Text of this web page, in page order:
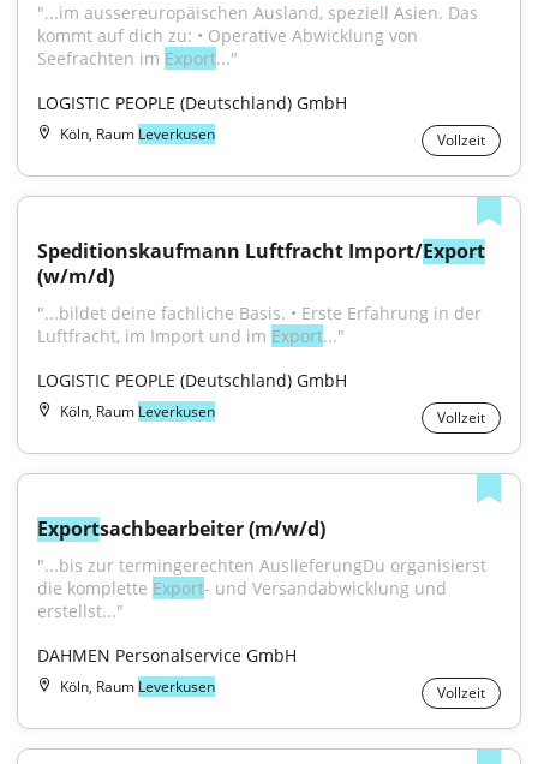
"...im aussereuropäischen Ausland, speziell Asien. Das
kommt auf dich zu: • Operative Abwicklung von
Seefrachten im Export..."
LOGISTIC PEOPLE (Deutschland) GmbH
Köln, Raum Leverkusen Vollzeit
Speditionskaufmann Luftfracht Import/Export
(w/m/d)
"...bildet deine fachliche Basis. • Erste Erfahrung in der
Luftfracht, im Import und im Export..."
LOGISTIC PEOPLE (Deutschland) GmbH
Köln, Raum Leverkusen Vollzeit
Exportsachbearbeiter (m/w/d)
"...bis zur termingerechten AuslieferungDu organisierst
die komplette Export- und Versandabwicklung und
erstellst..."
DAHMEN Personalservice GmbH
Köln, Raum Leverkusen Vollzeit